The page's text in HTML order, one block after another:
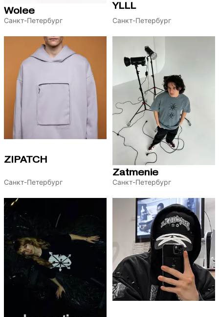
Wolee
Санкт-Петербург
YLLL
Санкт-Петербург
ZIPATCH
Санкт-Петербург
Zatmenie
Санкт-Петербург